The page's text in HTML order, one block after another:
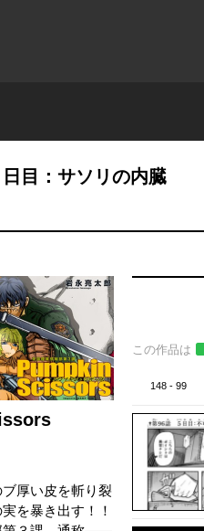
目：サソリの内臓
厚い皮を斬り裂
を暴き出す！！
この作品は
148 - 99